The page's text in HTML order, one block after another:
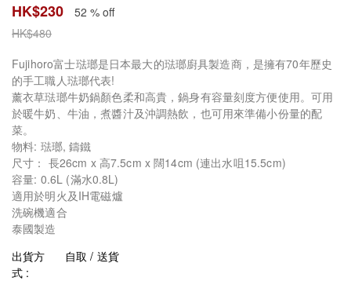
HK$230
52 % off
HK$480
Fujihoro富士琺瑯是日本最大的琺瑯廚具製造商，是擁有70年歷史
的手工職人琺瑯代表!
薰衣草琺瑯牛奶鍋顏色柔和高貴，鍋身有容量刻度方便使用。可用
於暖牛奶、牛油，煮醬汁及沖調熱飲，也可用來準備小份量的配
菜。
物料: 琺瑯, 鑄鐵
尺寸： 長26cm x 高7.5cm x 闊14cm (連出水咀15.5cm)
容量: 0.6L (滿水0.8L)
適用於明火及IH電磁爐
洗碗機適合
泰國製造
出貨方
式 :
自取 / 送貨